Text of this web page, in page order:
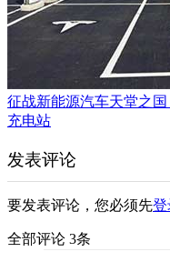
征战新能源汽车天堂之
充电站
发表评论
要发表评论，您必须先登
全部评论 3条